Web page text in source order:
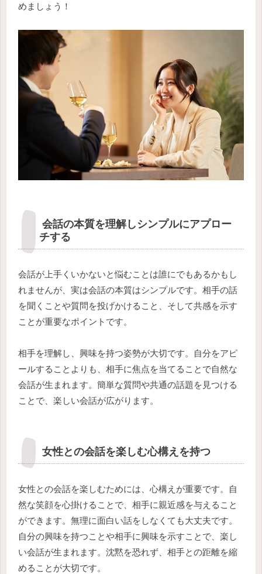
めましょう！
会話の本質を理解しシンプルにアプロー
チする
会話が上手くいかないと悩むことは誰にでもあるかもし
れませんが、実は会話の本質はシンプルです。相手の話
を聞くことや質問を投げかけること、そして共感を示す
ことが重要なポイントです。
相手を理解し、興味を持つ姿勢が大切です。自分をアピ
ールすることよりも、相手に焦点を当てることで自然な
会話が生まれます。簡単な質問や共通の話題を見つける
ことで、楽しい会話が広がります。
女性との会話を楽しむ心構えを持つ
女性との会話を楽しむためには、心構えが重要です。自
然な笑顔を心掛けることで、相手に親近感を与えること
ができます。無理に面白い話をしなくても大丈夫です。
自分の興味を持つことや相手に興味を示すことで、楽し
い会話が生まれます。沈黙を恐れず、相手との距離を縮
めることが大切です。